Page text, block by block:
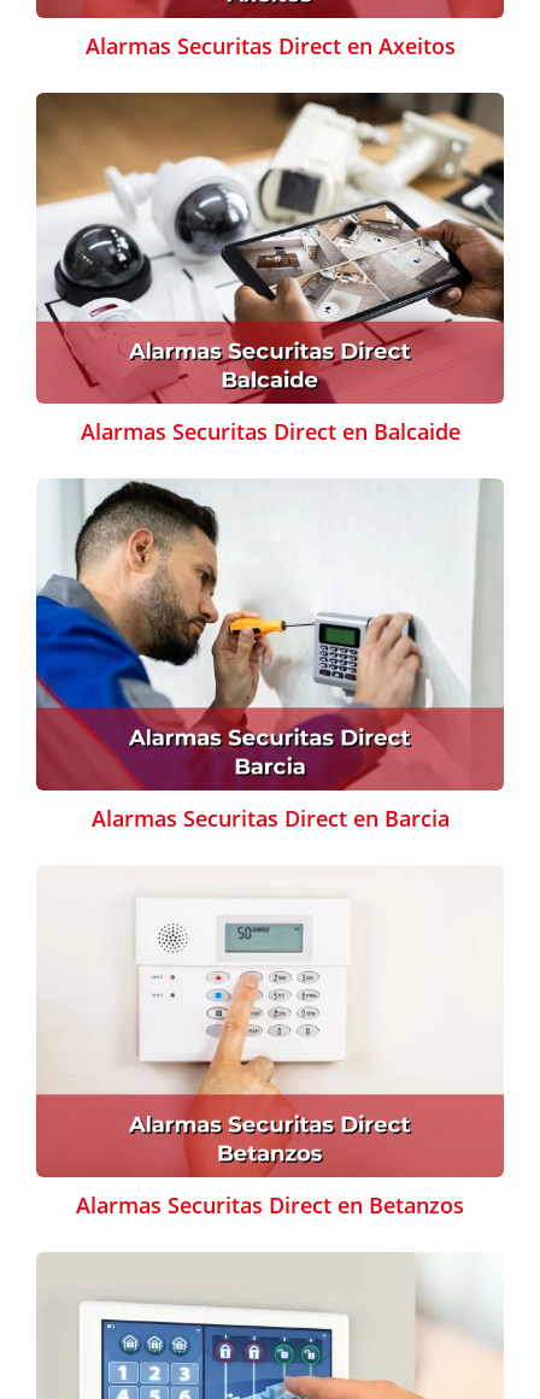
Alarmas Securitas Direct en Axeitos
Alarmas Securitas Direct en Balcaide
Alarmas Securitas Direct en Barcia
Alarmas Securitas Direct en Betanzos